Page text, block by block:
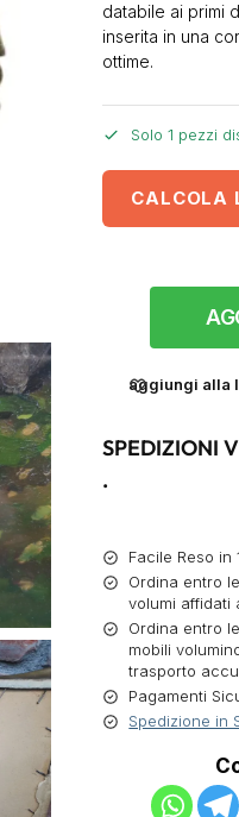
databile ai primi
inserita in una
ottime.
Solo 1 pezzi
CALCOLA
aggiungi alla
SPEDIZIONI
.
Facile Reso in
Ordina entro
volumi affidati
Ordina entro
mobili
trasporto
Pagamenti
Spedizione in